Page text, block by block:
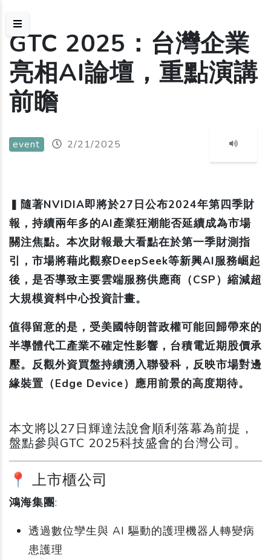
GTC 2025：台灣企業
亮相AI論壇，重點演講
前瞻
event 2/21/2025
▍ 隨著NVIDIA即將於27日公布2024年第四季財
報，持續兩年多的AI產業狂潮能否延續成為市場
關注焦點。本次財報最大看點在於第一季財測指
引，市場將藉此觀察DeepSeek等新興AI服務崛起
後，是否導致主要雲端服務供應商（CSP）縮減超
大規模資料中心投資計畫。
值得留意的是，受美國特朗普政權可能回歸帶來的
半導體代工產業不確定性影響，台積電近期股價承
壓。反觀外資買盤持續湧入聯發科，反映市場對邊
緣裝置（Edge Device）應用前景的高度期待。
本文將以27日輝達法說會順利落幕為前提，
盤點參與GTC 2025科技盛會的台灣公司。
📍 上市櫃公司
鴻海集團:
透過數位孿生與 AI 驅動的護理機器人轉變病
患護理